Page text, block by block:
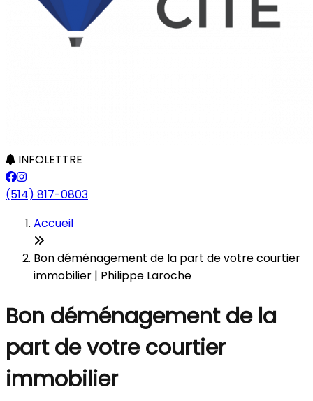
INFOLETTRE
(514) 817-0803
Accueil
Bon déménagement de la part de votre courtier
immobilier | Philippe Laroche
Bon déménagement de la
part de votre courtier
immobilier